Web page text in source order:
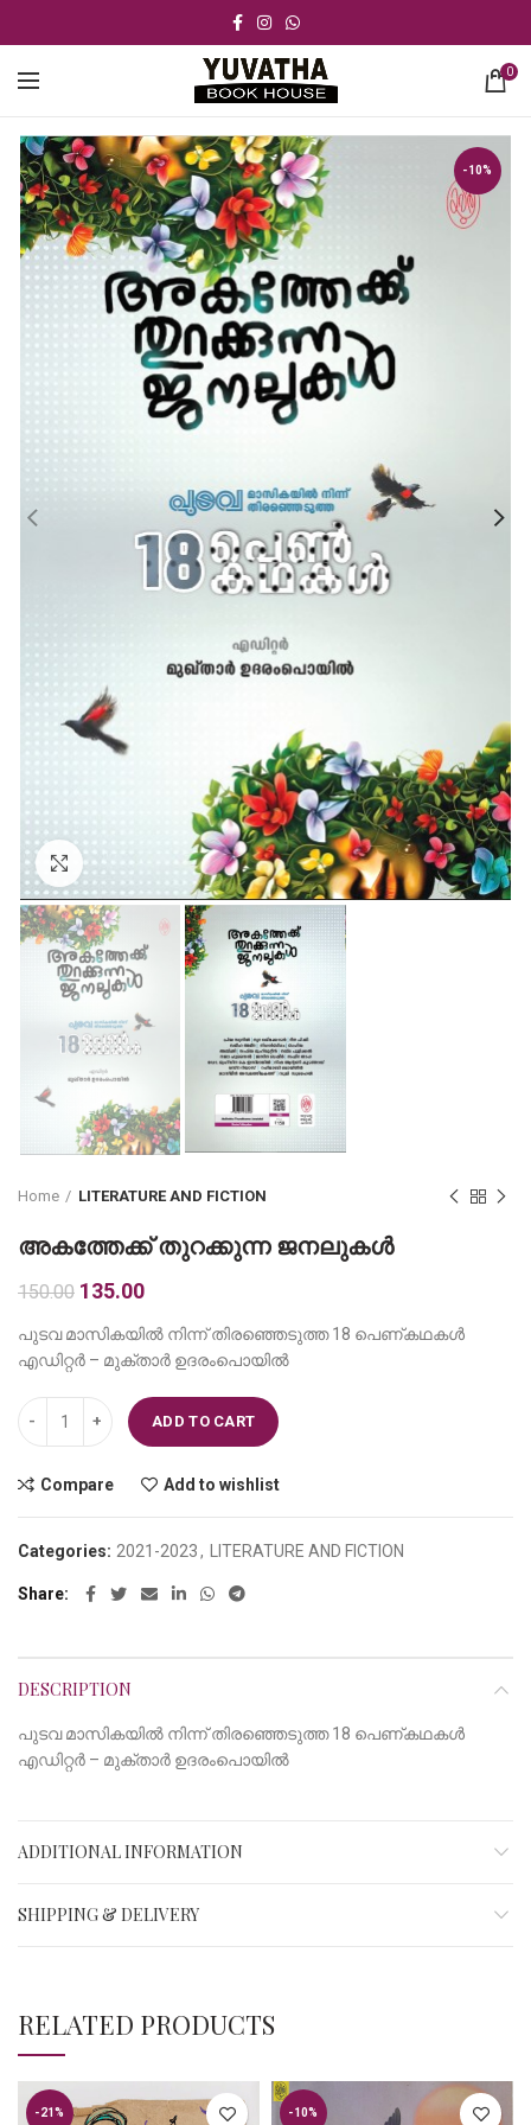
0
-10%
Click to enlarge
Home LITERATURE AND FICTION
അകത്തേക്ക് തുറക്കുന്ന ജനലുകള്‍
150.00 Original
was:
₹150.00.
135.00Current
is:
₹135.00.
പുടവ മാസികയില്‍ നിന്ന് തിരഞ്ഞെടുത്ത 18 പെണ്കഥകള്‍
എഡിറ്റര്‍ – മുക്താര്‍ ഉദരംപൊയില്‍
അകത്തേക്ക് തുറക്കുന്ന ജനലുകള്‍ quantity
ADD TO CART
Compare Add to wishlist
Categories: 2021-2023, LITERATURE AND FICTION
Share
DESCRIPTION
പുടവ മാസികയില്‍ നിന്ന് തിരഞ്ഞെടുത്ത 18 പെണ്കഥകള്‍
എഡിറ്റര്‍ – മുക്താര്‍ ഉദരംപൊയില്‍
ADDITIONAL INFORMATION
SHIPPING & DELIVERY
RELATED PRODUCTS
-21% -10%